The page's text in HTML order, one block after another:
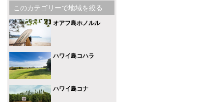
このカテゴリーで地域を絞る
オアフ島ホノルル
ハワイ島コハラ
ハワイ島コナ